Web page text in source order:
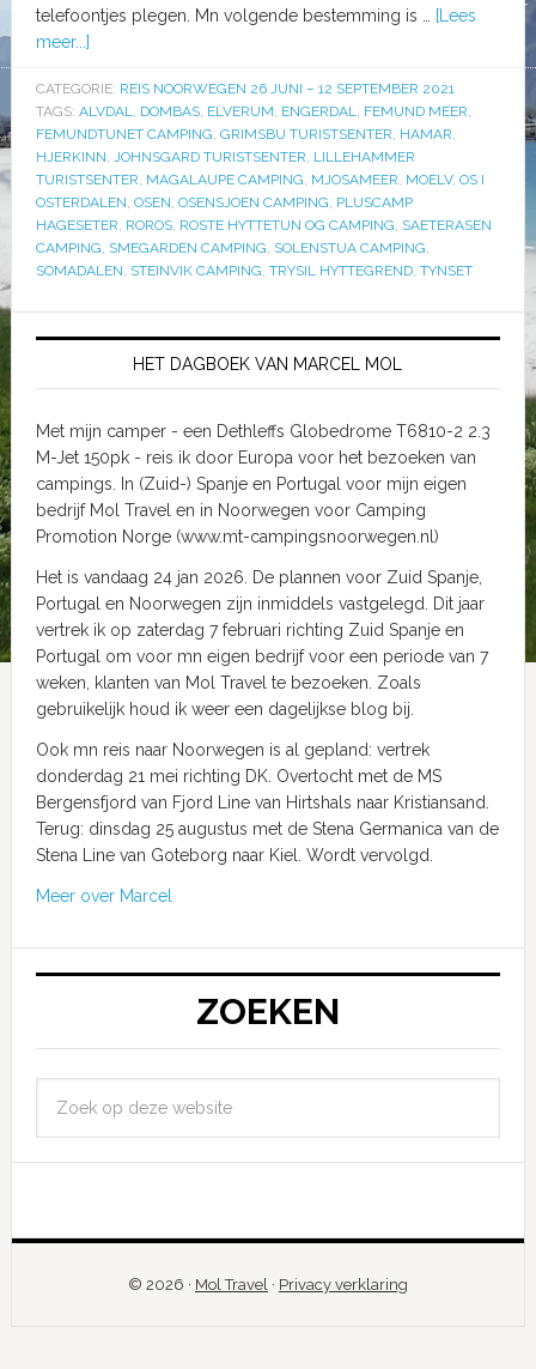
telefoontjes plegen. Mn volgende bestemming is …
[Lees
meer...]
CATEGORIE: REIS NOORWEGEN 26 JUNI – 12 SEPTEMBER 2021
TAGS: ALVDAL, DOMBAS, ELVERUM, ENGERDAL, FEMUND MEER,
FEMUNDTUNET CAMPING, GRIMSBU TURISTSENTER, HAMAR,
HJERKINN, JOHNSGARD TURISTSENTER, LILLEHAMMER
TURISTSENTER, MAGALAUPE CAMPING, MJOSAMEER, MOELV, OS I
OSTERDALEN, OSEN, OSENSJOEN CAMPING, PLUSCAMP
HAGESETER, ROROS, ROSTE HYTTETUN OG CAMPING, SAETERASEN
CAMPING, SMEGARDEN CAMPING, SOLENSTUA CAMPING,
SOMADALEN, STEINVIK CAMPING, TRYSIL HYTTEGREND, TYNSET
HET DAGBOEK VAN MARCEL MOL
Met mijn camper - een Dethleffs Globedrome T6810-2 2.3
M-Jet 150pk - reis ik door Europa voor het bezoeken van
campings. In (Zuid-) Spanje en Portugal voor mijn eigen
bedrijf Mol Travel en in Noorwegen voor Camping
Promotion Norge (www.mt-campingsnoorwegen.nl)
Het is vandaag 24 jan 2026. De plannen voor Zuid Spanje,
Portugal en Noorwegen zijn inmiddels vastgelegd. Dit jaar
vertrek ik op zaterdag 7 februari richting Zuid Spanje en
Portugal om voor mn eigen bedrijf voor een periode van 7
weken, klanten van Mol Travel te bezoeken. Zoals
gebruikelijk houd ik weer een dagelijkse blog bij.
Ook mn reis naar Noorwegen is al gepland: vertrek
donderdag 21 mei richting DK. Overtocht met de MS
Bergensfjord van Fjord Line van Hirtshals naar Kristiansand.
Terug: dinsdag 25 augustus met de Stena Germanica van de
Stena Line van Goteborg naar Kiel. Wordt vervolgd.
Meer over Marcel
ZOEKEN
© 2026 · Mol Travel · Privacy verklaring